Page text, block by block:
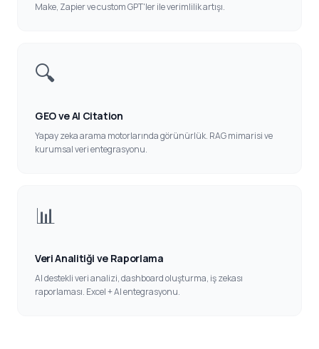
Make, Zapier ve custom GPT'ler ile verimlilik artışı.
🔍
GEO ve AI Citation
Yapay zeka arama motorlarında görünürlük. RAG mimarisi ve
kurumsal veri entegrasyonu.
📊
Veri Analitiği ve Raporlama
AI destekli veri analizi, dashboard oluşturma, iş zekası
raporlaması. Excel + AI entegrasyonu.